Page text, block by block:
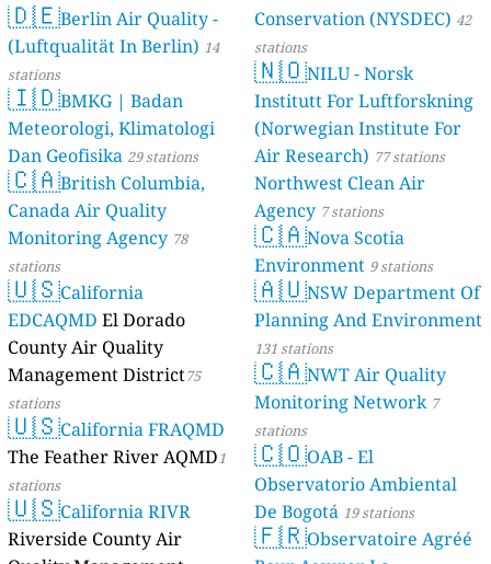
Verbraucherschutz) - LfU
46 stations
🇩🇪Berlin Air Quality -
(Luftqualität In Berlin) 14
stations
🇮🇩BMKG | Badan
Meteorologi, Klimatologi
Dan Geofisika 29 stations
🇨🇦British Columbia,
Canada Air Quality
Monitoring Agency 78
stations
🇺🇸California
EDCAQMD El Dorado
County Air Quality
Management District75
stations
🇺🇸California FRAQMD
The Feather River AQMD1
stations
🇺🇸California RIVR
Riverside County Air
Conservation (NYSDEC) 42
stations
🇳🇴NILU - Norsk
Institutt For Luftforskning
(Norwegian Institute For
Air Research) 77 stations
Northwest Clean Air
Agency 7 stations
🇨🇦Nova Scotia
Environment 9 stations
🇦🇺NSW Department Of
Planning And Environment
131 stations
🇨🇦NWT Air Quality
Monitoring Network 7
stations
🇨🇴OAB - El
Observatorio Ambiental
De Bogotá 19 stations
🇫🇷Observatoire Agréé